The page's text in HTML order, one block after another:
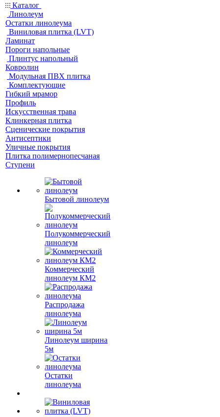
Каталог
Линолеум
Остатки линолеума
Виниловая плитка (LVT)
Ламинат
Пороги напольные
Плинтус напольный
Ковролин
Модульная ПВХ плитка
Комплектующие
Гибкий мрамор
Профиль
Искусственная трава
Клинкерная плитка
Сценические покрытия
Антисептики
Уличные покрытия
Плитка полимернопесчаная
Ступени
Бытовой линолеум
Полукоммерческий
линолеум
Коммерческий
линолеум КМ2
Распродажа
линолеума
Линолеум ширина
5м
Остатки
линолеума